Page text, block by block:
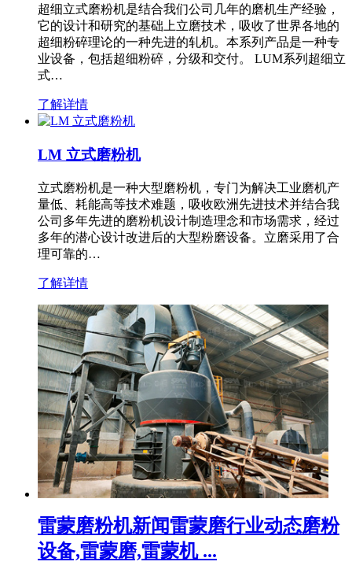
超细立式磨粉机是结合我们公司几年的磨机生产经验，
它的设计和研究的基础上立磨技术，吸收了世界各地的
超细粉碎理论的一种先进的轧机。本系列产品是一种专
业设备，包括超细粉碎，分级和交付。 LUM系列超细立
式…
了解详情
LM 立式磨粉机
立式磨粉机是一种大型磨粉机，专门为解决工业磨机产
量低、耗能高等技术难题，吸收欧洲先进技术并结合我
公司多年先进的磨粉机设计制造理念和市场需求，经过
多年的潜心设计改进后的大型粉磨设备。立磨采用了合
理可靠的…
了解详情
雷蒙磨粉机新闻雷蒙磨行业动态磨粉
设备,雷蒙磨,雷蒙机 ...